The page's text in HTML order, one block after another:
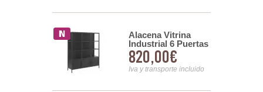
Alacena Vitrina
Industrial 6 Puertas
Metal Negro
Darostes
820,00€
Iva y transporte incluido